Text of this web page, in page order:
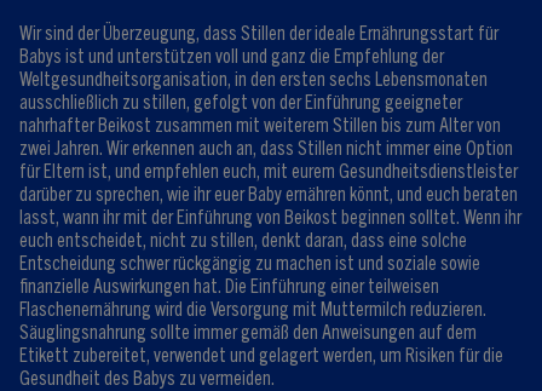
Kontaktformular
Registrieren/Anmelden
Wir sind der Überzeugung, dass Stillen der ideale Ernährungsstart für
Babys ist und unterstützen voll und ganz die Empfehlung der
Weltgesundheitsorganisation, in den ersten sechs Lebensmonaten
ausschließlich zu stillen, gefolgt von der Einführung geeigneter
nahrhafter Beikost zusammen mit weiterem Stillen bis zum Alter von
zwei Jahren. Wir erkennen auch an, dass Stillen nicht immer eine Option
für Eltern ist, und empfehlen euch, mit eurem Gesundheitsdienstleister
darüber zu sprechen, wie ihr euer Baby ernähren könnt, und euch beraten
lasst, wann ihr mit der Einführung von Beikost beginnen solltet. Wenn ihr
euch entscheidet, nicht zu stillen, denkt daran, dass eine solche
Entscheidung schwer rückgängig zu machen ist und soziale sowie
finanzielle Auswirkungen hat. Die Einführung einer teilweisen
Flaschenernährung wird die Versorgung mit Muttermilch reduzieren.
Säuglingsnahrung sollte immer gemäß den Anweisungen auf dem
Etikett zubereitet, verwendet und gelagert werden, um Risiken für die
Gesundheit des Babys zu vermeiden.